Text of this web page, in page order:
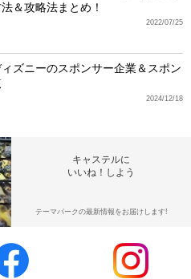
＆攻略法まとめ！
2022/07/25
ィズニーのスポンサー企業＆スポン
2024/12/18
キャステルに
いいね！しよう
テーマパークの最新情報をお届けします!